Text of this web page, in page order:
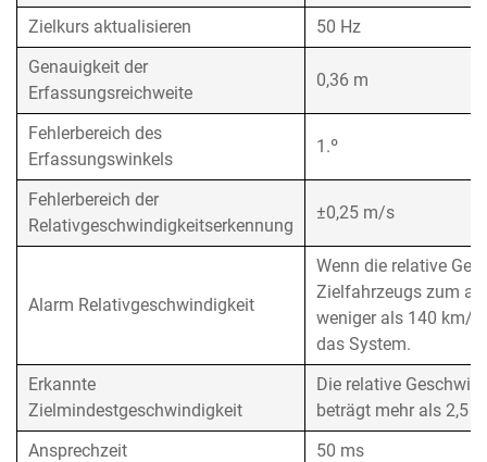
Zielkurs aktualisieren
50 Hz
Genauigkeit der
Erfassungsreichweite
0,36 m
Fehlerbereich des
Erfassungswinkels
1.º
Fehlerbereich der
Relativgeschwindigkeitserkennung
±0,25 m/s
Alarm Relativgeschwindigkeit
Wenn die relative
Zielfahrzeugs zum
weniger als 140 km/
das System.
Erkannte
Zielmindestgeschwindigkeit
Die relative
beträgt mehr als 2,5
Ansprechzeit
50 ms